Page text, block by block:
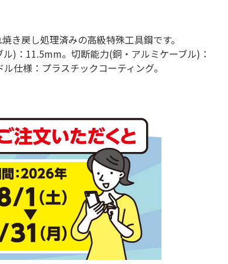
戻し処理済みの高級特殊工具鋼です。
)：11.5mm。切断能力(銅・アルミケーブル)：
仕様：プラスチックコーティング。